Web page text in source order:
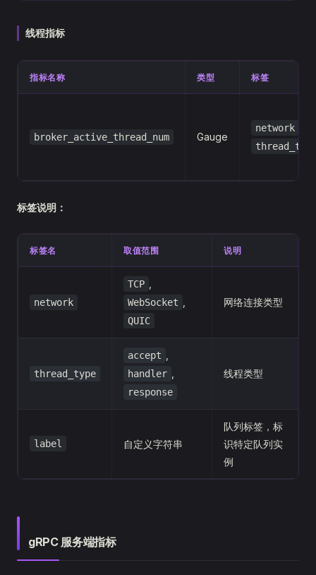
线程指标
指标名称 类型 标签
broker_active_thread_num Gauge
network
标签说明：
标签名 取值范围 说明
network
TCP
WebSocket
QUIC
网络连接类型
thread_type
accept
handler
response
线程类型
label 自定义字符串
队列标签，标
识特定队列实
例
gRPC 服务端指标